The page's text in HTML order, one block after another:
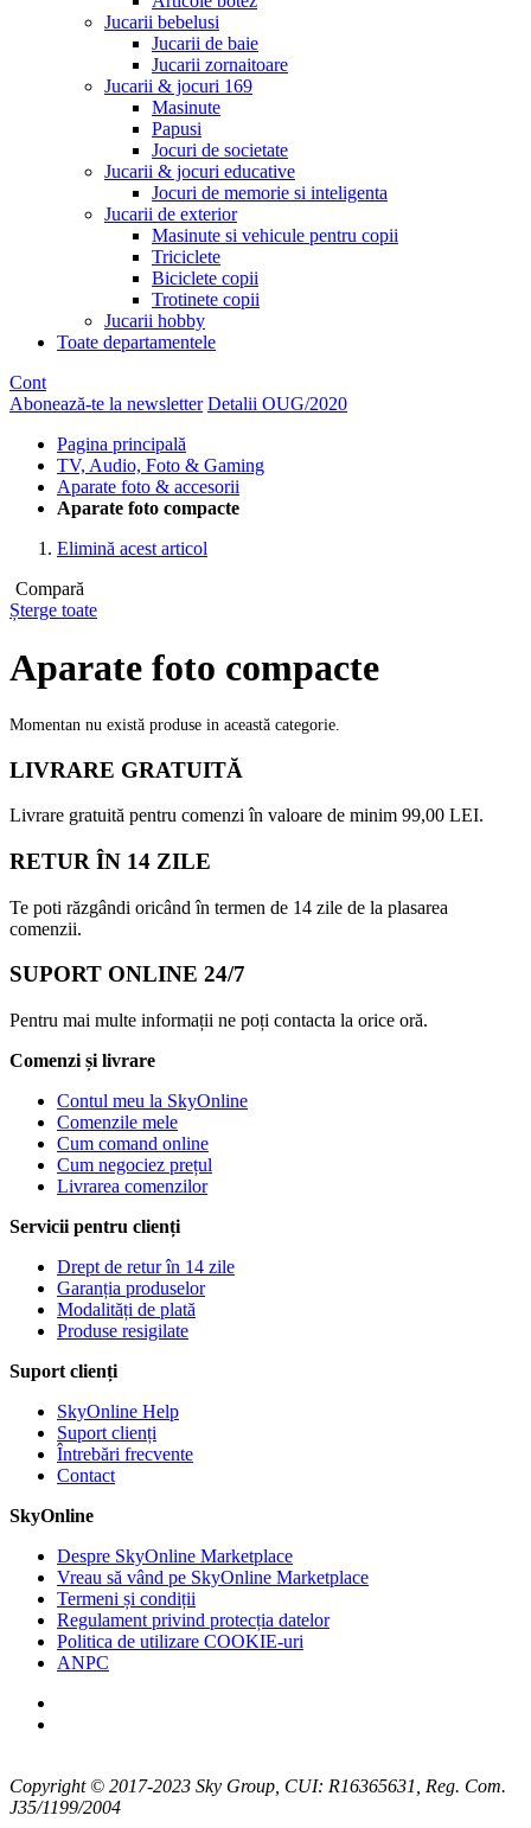
Jucarii bebelusi
Jucarii de baie
Jucarii zornaitoare
Jucarii & jocuri 169
Masinute
Papusi
Jocuri de societate
Jucarii & jocuri educative
Jocuri de memorie si inteligenta
Jucarii de exterior
Masinute si vehicule pentru copii
Triciclete
Biciclete copii
Trotinete copii
Jucarii hobby
Toate departamentele
Cont
Abonează-te la newsletter Detalii OUG/2020
Pagina principală
TV, Audio, Foto & Gaming
Aparate foto & accesorii
Aparate foto compacte
Elimină acest articol
Compară
Șterge toate
Aparate foto compacte
Momentan nu există produse in această categorie.
LIVRARE GRATUITĂ
Livrare gratuită pentru comenzi în valoare de minim 99,00 LEI.
RETUR ÎN 14 ZILE
Te poti răzgândi oricând în termen de 14 zile de la plasarea
comenzii.
SUPORT ONLINE 24/7
Pentru mai multe informații ne poți contacta la orice oră.
Comenzi și livrare
Contul meu la SkyOnline
Comenzile mele
Cum comand online
Cum negociez prețul
Livrarea comenzilor
Servicii pentru clienți
Drept de retur în 14 zile
Garanția produselor
Modalități de plată
Produse resigilate
Suport clienți
SkyOnline Help
Suport clienți
Întrebări frecvente
Contact
SkyOnline
Despre SkyOnline Marketplace
Vreau să vând pe SkyOnline Marketplace
Termeni și condiții
Regulament privind protecția datelor
Politica de utilizare COOKIE-uri
ANPC
Copyright © 2017-2023 Sky Group, CUI: R16365631, Reg. Com.
J35/1199/2004